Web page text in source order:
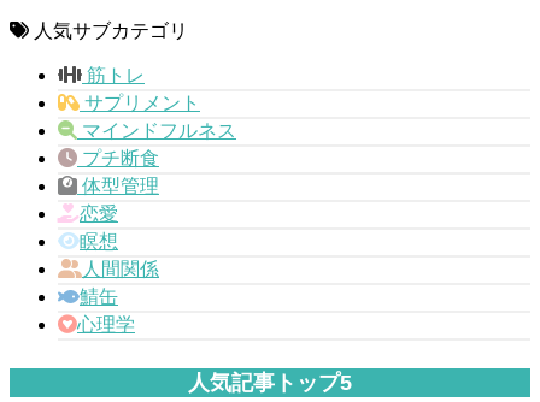
人気サブカテゴリ
筋トレ
サプリメント
マインドフルネス
プチ断食
体型管理
恋愛
瞑想
人間関係
鯖缶
心理学
人気記事トップ5